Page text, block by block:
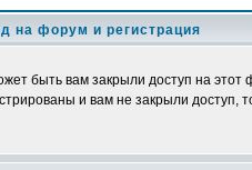
на форум и регистрация
быть вам закрыли доступ на
и вам не закрыли